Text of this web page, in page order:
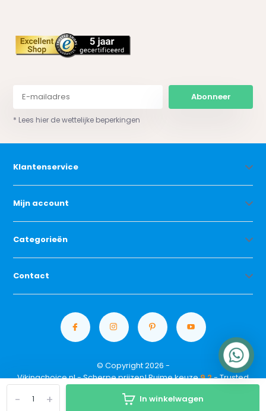
+
- In winkelwagen
Abonneer
* Lees hier de wettelijke beperkingen
Klantenservice
Mijn account
Categorieën
Contact
© Copyright 2026 -
Vikingchoice.nl - Scherpe prijzen! Ruime keuze9.2- Trusted